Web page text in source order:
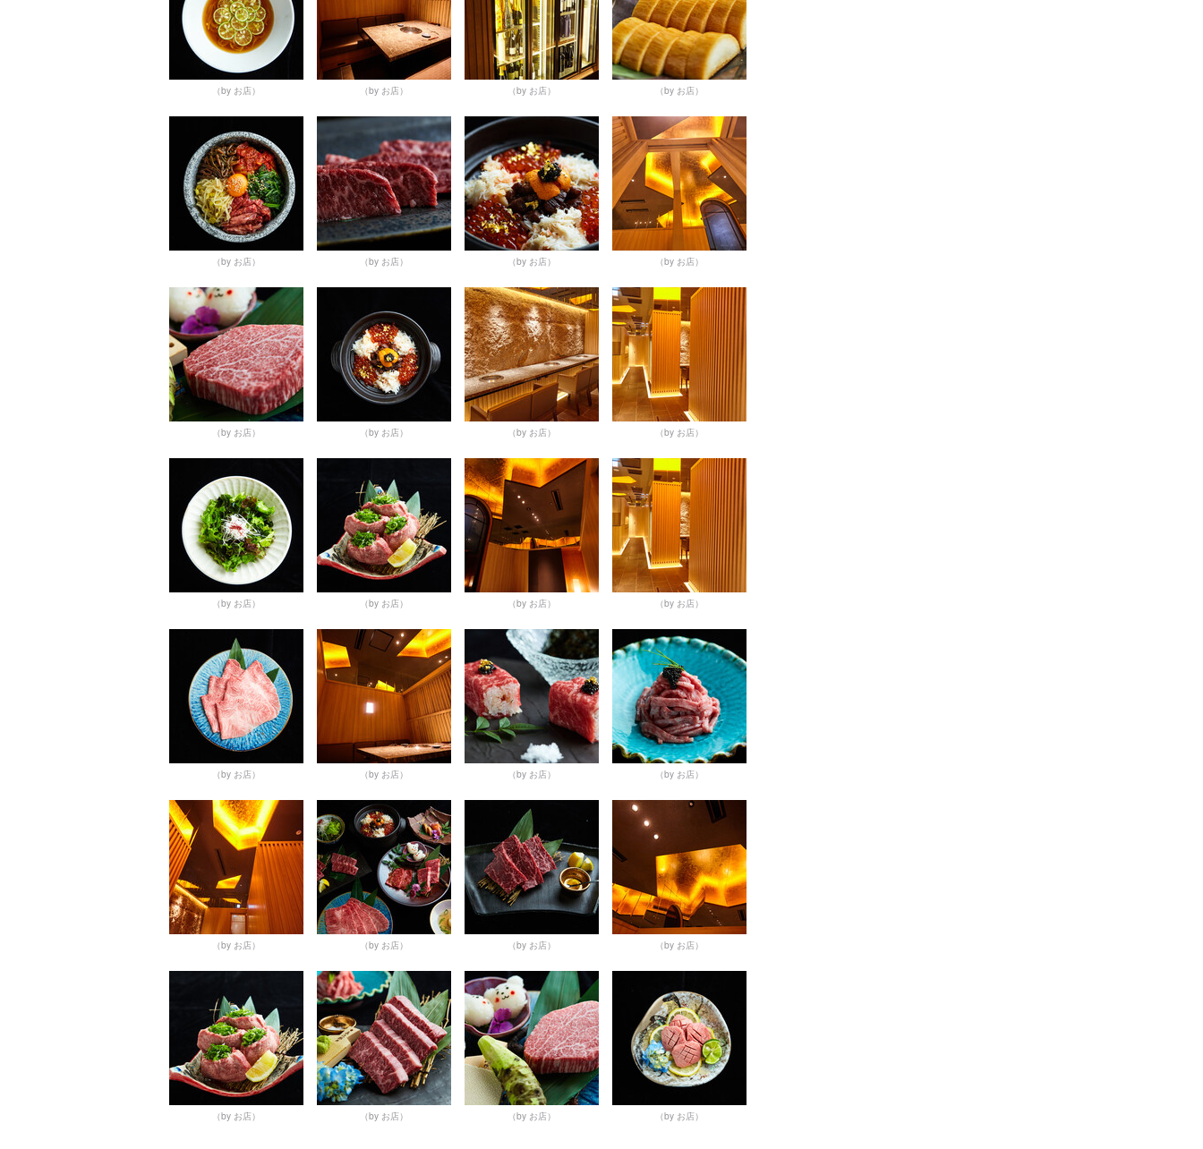
（by お店） （by お店） （by お店） （by お店）
（by お店） （by お店） （by お店） （by お店）
（by お店） （by お店） （by お店） （by お店）
（by お店） （by お店） （by お店） （by お店）
（by お店） （by お店） （by お店） （by お店）
（by お店） （by お店） （by お店） （by お店）
（by お店） （by お店） （by お店） （by お店）